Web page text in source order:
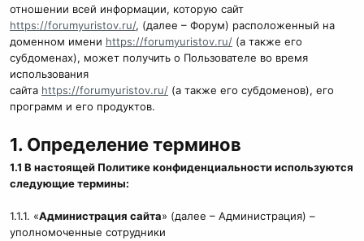
отношении всей информации, которую сайт
https://forumyuristov.ru/, (далее – Форум) расположенный на
доменном имени https://forumyuristov.ru/ (а также его
субдоменах), может получить о Пользователе во время
использования
сайта https://forumyuristov.ru/ (а также его субдоменов), его
программ и его продуктов.
1. Определение терминов
1.1 В настоящей Политике конфиденциальности используются
следующие термины:
1.1.1. «Администрация сайта» (далее – Администрация) –
уполномоченные сотрудники